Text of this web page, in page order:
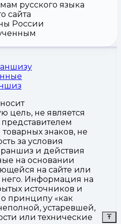
русского языка
сайта
России
цель, не является
знаков, не
за условия
и действия
на основании
на сайте или
Информация на
источников и
принципу «как
устаревшей,
или технические